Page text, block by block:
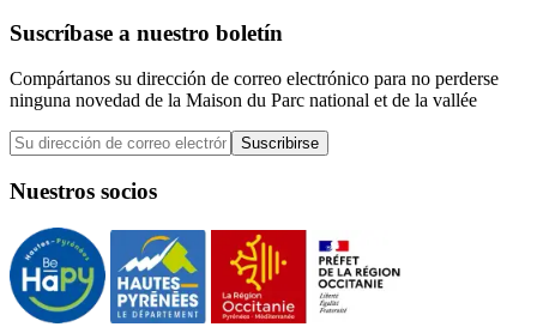
Suscríbase a nuestro boletín
Compártanos su dirección de correo electrónico para no perderse
ninguna novedad de la Maison du Parc national et de la vallée
Suscribirse
Nuestros socios